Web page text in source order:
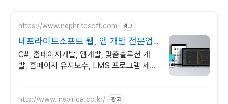
https://www.nephritesoft.com 광고
네프라이트소프트 웹, 앱 개발 전문업
체
C#, 홈페이지개발, 앱개발, 맞춤솔루션 개
발, 홈페이지 유지보수, LMS 프로그램 제작
http://www.inspirica.co.kr/ 광고